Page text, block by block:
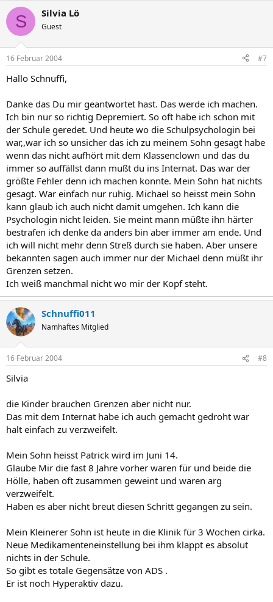
S Silvia Lö
Guest
16 Februar 2004 #7
Hallo Schnuffi,
Danke das Du mir geantwortet hast. Das werde ich machen.
Ich bin nur so richtig Depremiert. So oft habe ich schon mit
der Schule geredet. Und heute wo die Schulpsychologin bei
war,,war ich so unsicher das ich zu meinem Sohn gesagt habe
wenn das nicht aufhört mit dem Klassenclown und das du
immer so auffällst dann mußt du ins Internat. Das war der
größte Fehler denn ich machen konnte. Mein Sohn hat nichts
gesagt. War einfach nur ruhig. Michael so heisst mein Sohn
kann glaub ich auch nicht damit umgehen. Ich kann die
Psychologin nicht leiden. Sie meint mann müßte ihn härter
bestrafen ich denke da anders bin aber immer am ende. Und
ich will nicht mehr denn Streß durch sie haben. Aber unsere
bekannten sagen auch immer nur der Michael denn müßt ihr
Grenzen setzen.
Ich weiß manchmal nicht wo mir der Kopf steht.
Schnuffi011
Namhaftes Mitglied
16 Februar 2004 #8
Silvia
die Kinder brauchen Grenzen aber nicht nur.
Das mit dem Internat habe ich auch gemacht gedroht war
halt einfach zu verzweifelt.
Mein Sohn heisst Patrick wird im Juni 14.
Glaube Mir die fast 8 Jahre vorher waren für und beide die
Hölle, haben oft zusammen geweint und waren arg
verzweifelt.
Haben es aber nicht breut diesen Schritt gegangen zu sein.
Mein Kleinerer Sohn ist heute in die Klinik für 3 Wochen cirka.
Neue Medikamenteneinstellung bei ihm klappt es absolut
nichts in der Schule.
So gibt es totale Gegensätze von ADS .
Er ist noch Hyperaktiv dazu.